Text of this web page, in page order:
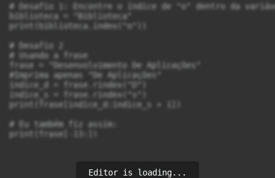
# Desafio 1: Encontre o índice de "o" dentro da
biblioteca = "Biblioteca"
print(biblioteca.index("o"))
# Desafio 2
# Usando a frase
frase = "Desenvolvimento De Aplicações"
#Imprima apenas "De Aplicações"
indice_d = frase.rindex("D")
indice_s = frase.rindex("s")
print(frase[indice_d:indice_s + 1])
# Eu também fiz assim:
print(frase[-13:])
Editor is loading...